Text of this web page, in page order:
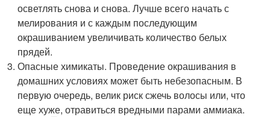
осветлять снова и снова. Лучше всего начать с
мелирования и с каждым последующим
окрашиванием увеличивать количество белых
прядей.
Опасные химикаты. Проведение окрашивания в
домашних условиях может быть небезопасным. В
первую очередь, велик риск сжечь волосы или, что
еще хуже, отравиться вредными парами аммиака.